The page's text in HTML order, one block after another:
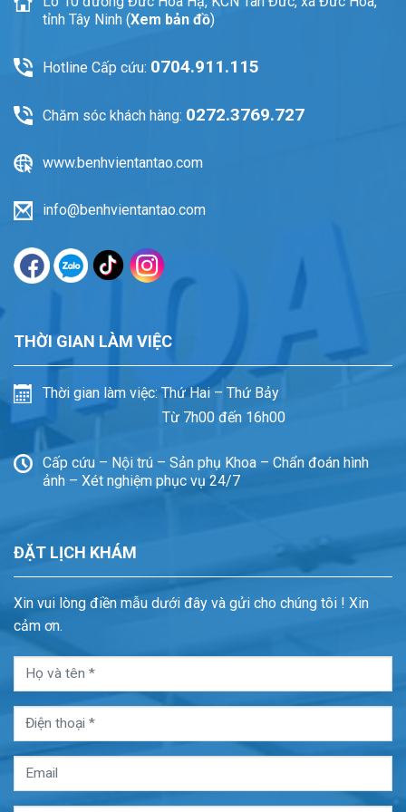
tỉnh Tây Ninh (Xem bản đồ)
Hotline Cấp cứu: 0704.911.115
Chăm sóc khách hàng: 0272.3769.727
www.benhvientantao.com
info@benhvientantao.com
THỜI GIAN LÀM VIỆC
Thời gian làm việc: Thứ Hai – Thứ Bảy
Từ 7h00 đến 16h00
Cấp cứu – Nội trú – Sản phụ Khoa – Chẩn đoán hình
ảnh – Xét nghiệm phục vụ 24/7
ĐẶT LỊCH KHÁM
Xin vui lòng điền mẫu dưới đây và gửi cho chúng tôi ! Xin
cảm ơn.